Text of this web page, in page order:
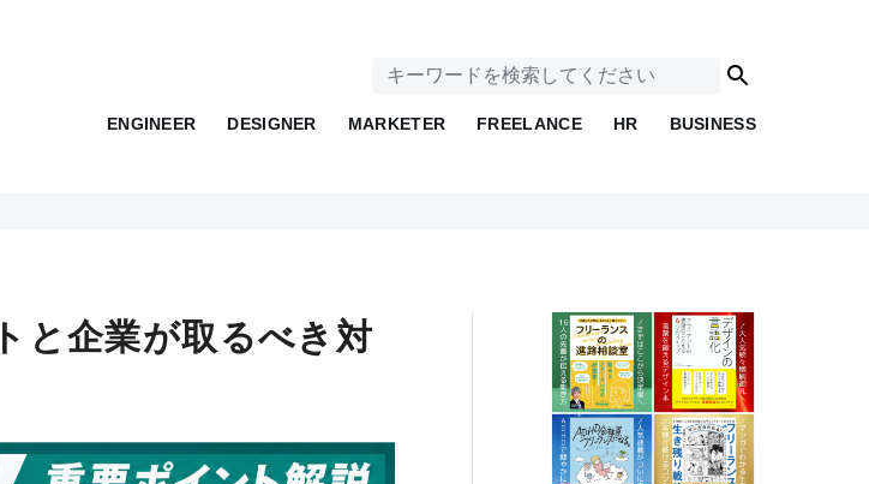
ENGINEER DESIGNER MARKETER FREELANCE HR BUSINESS
と企業が取るべき対